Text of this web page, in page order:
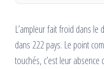
L’ampleur fait froid dans
dans 222 pays. Le point
touchés, c’est leur